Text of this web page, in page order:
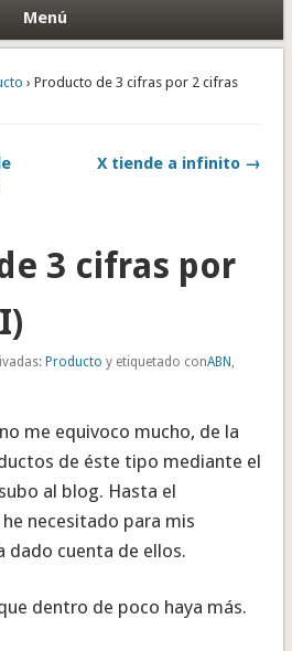
Menú
› Producto de 3 cifras por 2 cifras
X tiende a infinito →
3 cifras por
Producto y etiquetado conABN ,
me equivoco mucho, de la
de éste tipo mediante el
al blog. Hasta el
necesitado para mis
dado cuenta de ellos.
dentro de poco haya más.